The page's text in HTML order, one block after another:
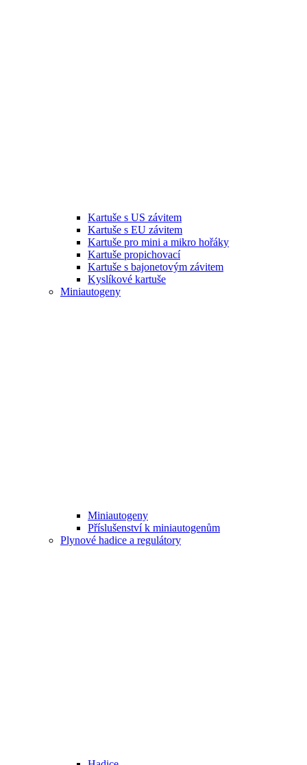
Kartuše s US závitem
Kartuše s EU závitem
Kartuše pro mini a mikro hořáky
Kartuše propichovací
Kartuše s bajonetovým závitem
Kyslíkové kartuše
Miniautogeny
Miniautogeny
Příslušenství k miniautogenům
Plynové hadice a regulátory